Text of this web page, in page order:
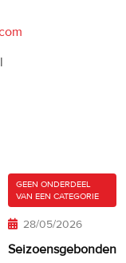
GEEN ONDERDEEL
VAN EEN CATEGORIE
28/05/2026
Seizoensgebonden